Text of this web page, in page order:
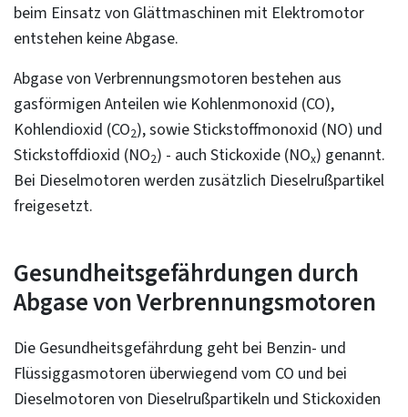
beim Einsatz von Glättmaschinen mit Elektromotor
entstehen keine Abgase.
Abgase von Verbrennungsmotoren bestehen aus
gasförmigen Anteilen wie Kohlenmonoxid (CO),
Kohlendioxid (CO2), sowie Stickstoffmonoxid (NO) und
Stickstoffdioxid (NO2) - auch Stickoxide (NOx) genannt.
Bei Dieselmotoren werden zusätzlich Dieselrußpartikel
freigesetzt.
Gesundheitsgefährdungen durch
Abgase von Verbrennungsmotoren
Die Gesundheitsgefährdung geht bei Benzin- und
Flüssiggasmotoren überwiegend vom CO und bei
Dieselmotoren von Dieselrußpartikeln und Stickoxiden